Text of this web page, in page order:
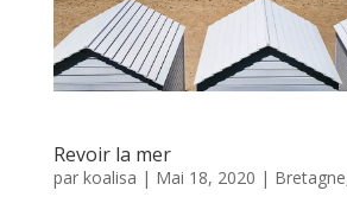
Revoir la mer
par koalisa | Mai 18, 2020 | Bretagne